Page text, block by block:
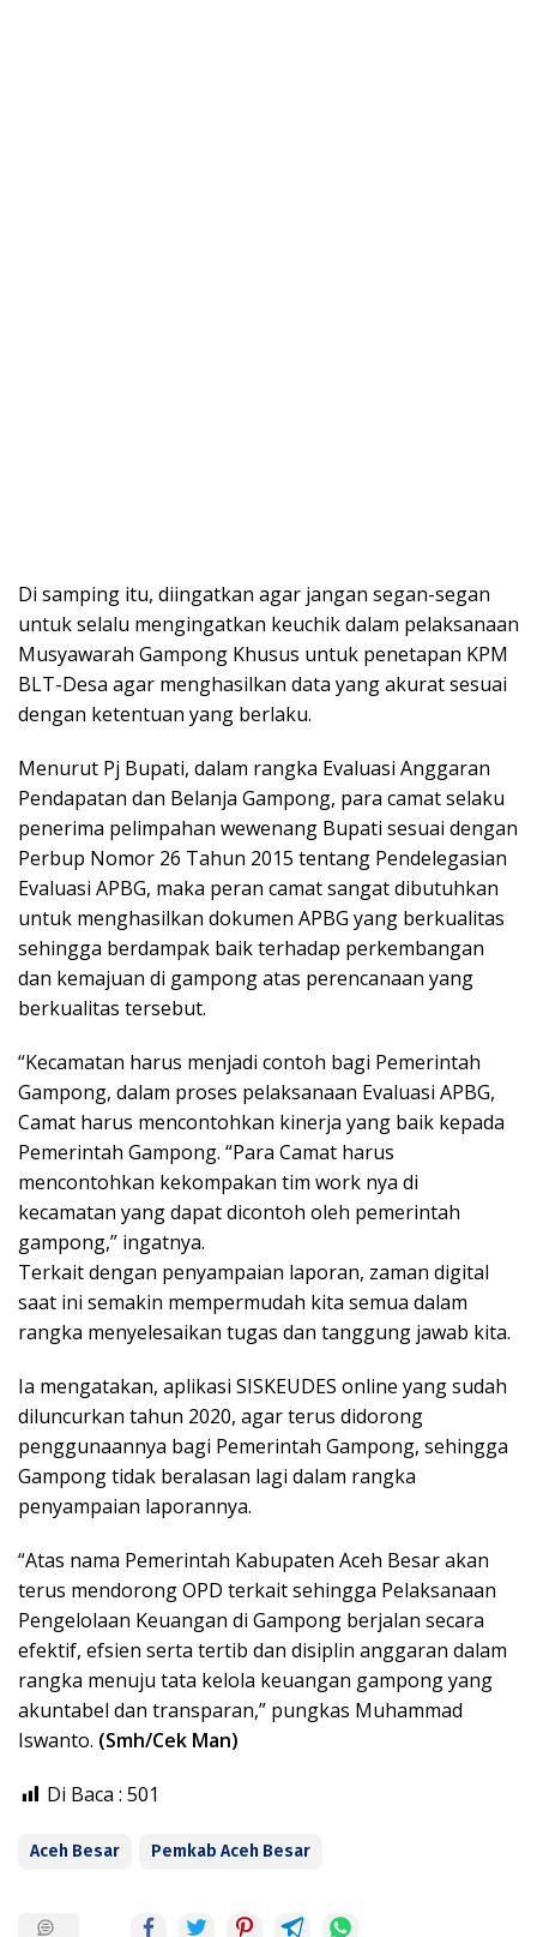
Di samping itu, diingatkan agar jangan segan-segan
untuk selalu mengingatkan keuchik dalam pelaksanaan
Musyawarah Gampong Khusus untuk penetapan KPM
BLT-Desa agar menghasilkan data yang akurat sesuai
dengan ketentuan yang berlaku.
Menurut Pj Bupati, dalam rangka Evaluasi Anggaran
Pendapatan dan Belanja Gampong, para camat selaku
penerima pelimpahan wewenang Bupati sesuai dengan
Perbup Nomor 26 Tahun 2015 tentang Pendelegasian
Evaluasi APBG, maka peran camat sangat dibutuhkan
untuk menghasilkan dokumen APBG yang berkualitas
sehingga berdampak baik terhadap perkembangan
dan kemajuan di gampong atas perencanaan yang
berkualitas tersebut.
“Kecamatan harus menjadi contoh bagi Pemerintah
Gampong, dalam proses pelaksanaan Evaluasi APBG,
Camat harus mencontohkan kinerja yang baik kepada
Pemerintah Gampong. “Para Camat harus
mencontohkan kekompakan tim work nya di
kecamatan yang dapat dicontoh oleh pemerintah
gampong,” ingatnya.
Terkait dengan penyampaian laporan, zaman digital
saat ini semakin mempermudah kita semua dalam
rangka menyelesaikan tugas dan tanggung jawab kita.
Ia mengatakan, aplikasi SISKEUDES online yang sudah
diluncurkan tahun 2020, agar terus didorong
penggunaannya bagi Pemerintah Gampong, sehingga
Gampong tidak beralasan lagi dalam rangka
penyampaian laporannya.
“Atas nama Pemerintah Kabupaten Aceh Besar akan
terus mendorong OPD terkait sehingga Pelaksanaan
Pengelolaan Keuangan di Gampong berjalan secara
efektif, efsien serta tertib dan disiplin anggaran dalam
rangka menuju tata kelola keuangan gampong yang
akuntabel dan transparan,” pungkas Muhammad
Iswanto. (Smh/Cek Man)
Di Baca : 501
Aceh Besar Pemkab Aceh Besar